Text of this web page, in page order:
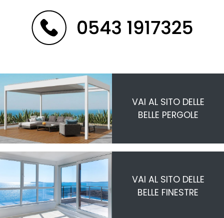
VAI AL SITO DELLE
BELLE PERGOLE
VAI AL SITO DELLE
BELLE FINESTRE